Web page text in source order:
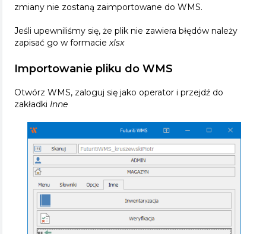
zmiany nie zostaną zaimportowane do WMS.
Jeśli upewniliśmy się, że plik nie zawiera błędów należy
zapisać go w formaciexlsx
Importowanie pliku do WMS
Otwórz WMS, zaloguj się jako operator i przejdź do
zakładki Inne